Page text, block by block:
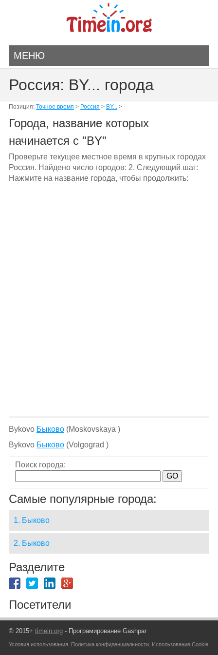
МЕНЮ
Россия: BY... города
Позиция: Точное время > Россия > BY...>
Города, название которых
начинается с "BY"
Проверьте текущее местное время в крупных городах
Россия. Найдено число городов: 2. Следующий шаг:
Нажмите на название города, чтобы продолжить:
Bykovo Быково(Moskovskaya )
Bykovo Быково(Volgograd )
Поиск города:
Самые популярные города:
1. Быково
2. Быково
Разделите
Посетители
© 2015+ timein.org- Програмирование Gashpar
Условия использования Политика конфиденциальности, Использование Cookie